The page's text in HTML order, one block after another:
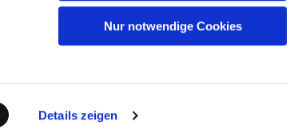
Details zeigen
Nur notwendige Cookies